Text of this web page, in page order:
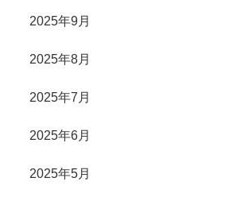
2025年9月
2025年8月
2025年7月
2025年6月
2025年5月